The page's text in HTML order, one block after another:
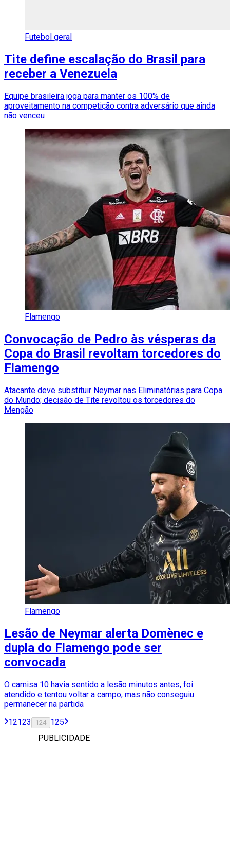
Futebol geral
Tite define escalação do Brasil para
receber a Venezuela
Equipe brasileira joga para manter os 100% de
aproveitamento na competição contra adversário que ainda
não venceu
Flamengo
Convocação de Pedro às vésperas da
Copa do Brasil revoltam torcedores do
Flamengo
Atacante deve substituir Neymar nas Eliminatórias para Copa
do Mundo; decisão de Tite revoltou os torcedores do
Mengão
Flamengo
Lesão de Neymar alerta Domènec e
dupla do Flamengo pode ser
convocada
O camisa 10 havia sentido a lesão minutos antes, foi
atendido e tentou voltar a campo, mas não conseguiu
permanecer na partida
12123 124 125
PUBLICIDADE